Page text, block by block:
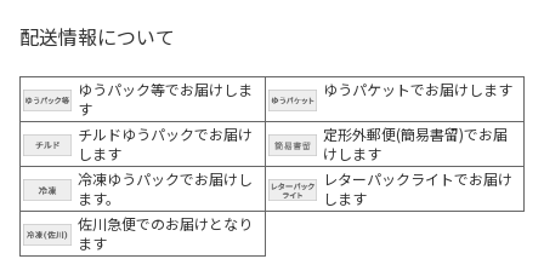
配送情報について
ゆうパック等でお届けしま
す
ゆうパケットでお届けします
チルドゆうパックでお届け
します
定形外郵便(簡易書留)でお届
けします
冷凍ゆうパックでお届けし
ます。
レターパックライトでお届け
します
佐川急便でのお届けとなり
ます